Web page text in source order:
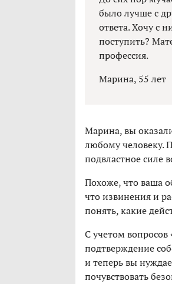
было лучше с
ответа. Хочу с
поступить?
профессия.
Марина, 55 лет
Марина, вы
любому человеку.
подвластное силе
Похоже, что ваша
что извинения и
понять, какие
С учетом
подтверждение
и теперь вы
почувствовать